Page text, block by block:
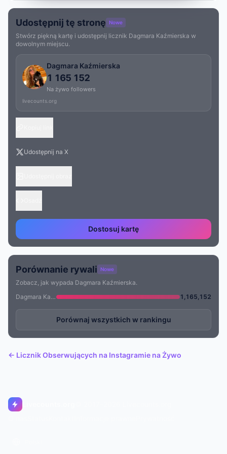
Udostępnij tę stronę Nowe
Stwórz piękną kartę i udostępnij licznik Dagmara Kaźmierska w
dowolnym miejscu.
Dagmara Kaźmierska
1 165 152
Na żywo followers
livecounts.org
Udostępnij na X
Dostosuj kartę
Porównanie rywali Nowe
Zobacz, jak wypada Dagmara Kaźmierska.
Dagmara Kaźmierska
1,165,152
Porównaj wszystkich w rankingu
← Licznik Obserwujących na Instagramie na Żywo